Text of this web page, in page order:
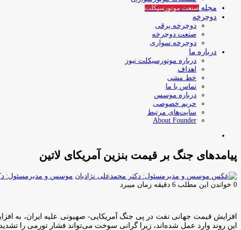
مجله صنعت موتورسیکلت
دوچرخه
دوچرخه برقی
صنعت دوچرخه
دوچرخه سواری
درباره ما
درباره موتورسیکلت نیوز
اهداف
خط مشی
تماس با ما
درباره موسس
حریم خصوصی
سایت‌های مرتبط
About Founder
پیامدهای جنگ بر قیمت بنزین آمریکای لاتین
موسس و مدیرمسئول:
0 خواندن این مطلب 6 دقیقه زمان میبرد
افزایش قیمت جهانی نفت در پی جنگ آمریکایی- صهیونی علیه ایران، به
این روند وارد عمل شده‌اند، زیرا گرانی سوخت می‌تواند فشار تورمی را